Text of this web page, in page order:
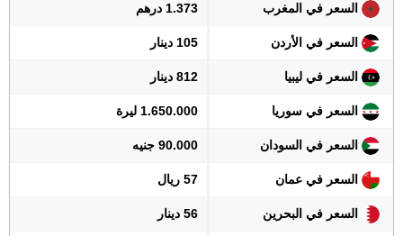
السعر في المغرب 1.373 درهم
السعر في الأردن 105 دينار
السعر في ليبيا 812 دينار
السعر في سوريا 1.650.000 ليرة
السعر في السودان 90.000 جنيه
السعر في عمان 57 ريال
السعر في البحرين 56 دينار